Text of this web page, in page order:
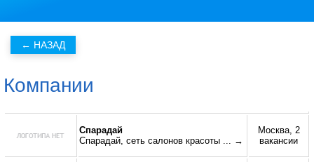
Компании
Спарадай
Спарадай, сеть салонов красоты
... →
Москва, 2
вакансии